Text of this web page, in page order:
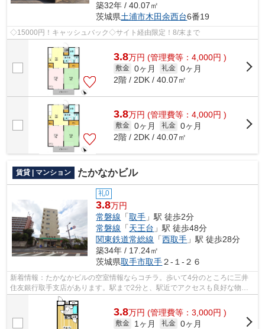
築32年 / 40.07㎡
茨城県土浦市木田余西台6番19
◇15000円！キャッシュバック◇サイト経由限定！8/末まで
3.8万円 (管理費等：4,000円 )
敷金 0ヶ月 礼金 0ヶ月
2階 / 2DK / 40.07㎡
3.8万円 (管理費等：4,000円 )
敷金 0ヶ月 礼金 0ヶ月
2階 / 2DK / 40.07㎡
賃貸 | マンション たかなかビル
礼0
3.8万円
常磐線 「取手 」駅 徒歩2分
常磐線 「天王台 」駅 徒歩48分
関東鉄道常総線 「西取手 」駅 徒歩28分
築34年 / 17.24㎡
茨城県取手市取手２-１-２６
新着情報：たかなかビルの空室情報ならコチラ。歩いて4分のところに三井
住友銀行取手支店があります。駅まで2分と、駅近でアクセスも良好な物件
です。2沿線利用ができる、交通の便の良...
3.8万円 (管理費等：3,000円 )
敷金 1ヶ月 礼金 0ヶ月